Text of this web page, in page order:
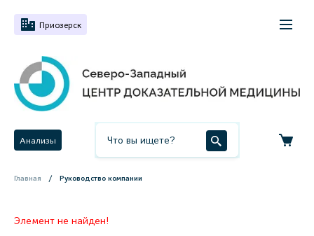
Приозерск
Анализы
Главная Руководство компании
Элемент не найден!